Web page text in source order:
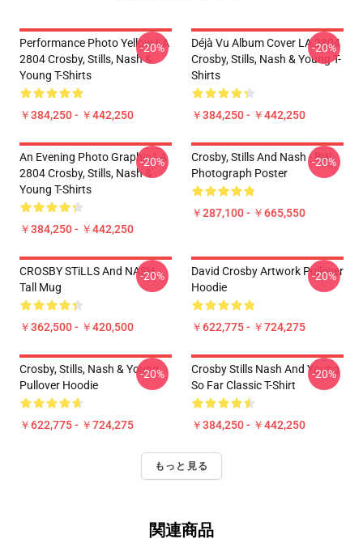
Performance Photo Yellow LA
2804 Crosby, Stills, Nash &
Young T-Shirts
￥384,250 - ￥442,250
-20%
Déjà Vu Album Cover LA 2804
Crosby, Stills, Nash & Young T-
Shirts
￥384,250 - ￥442,250
-20%
An Evening Photo Graphic LA
2804 Crosby, Stills, Nash &
Young T-Shirts
￥384,250 - ￥442,250
-20%
Crosby, Stills And Nash - BW
Photograph Poster
￥287,100 - ￥665,550
-20%
CROSBY STiLLS And NASH
Tall Mug
￥362,500 - ￥420,500
-20%
David Crosby Artwork Pullover
Hoodie
￥622,775 - ￥724,275
-20%
Crosby, Stills, Nash & Young
Pullover Hoodie
￥622,775 - ￥724,275
-20%
Crosby Stills Nash And Young
So Far Classic T-Shirt
￥384,250 - ￥442,250
-20%
もっと見る
関連商品